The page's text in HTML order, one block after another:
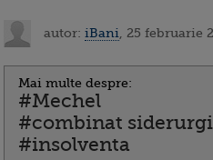
autor: iBani , 25 februarie
Mai multe despre:
#Mechel
#combinat
#insolventa